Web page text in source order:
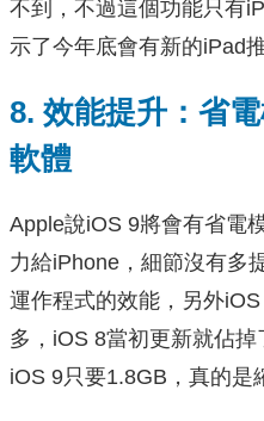
不到，不過這個功能只有
示了今年底會有新的iPad推
8. 效能提升：省
軟體
Apple說iOS 9將會有省電
力給iPhone，細節沒有多
運作程式的效能，另外
多，iOS 8當初更新就佔
iOS 9只要1.8GB，真的是